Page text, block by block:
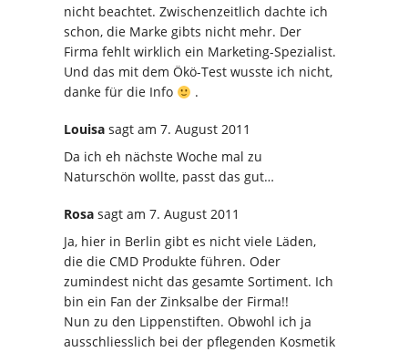
nicht beachtet. Zwischenzeitlich dachte ich
schon, die Marke gibts nicht mehr. Der
Firma fehlt wirklich ein Marketing-Spezialist.
Und das mit dem Ökö-Test wusste ich nicht,
danke für die Info
.
Louisa sagt am 7. August 2011
Da ich eh nächste Woche mal zu
Naturschön wollte, passt das gut…
Rosa sagt am 7. August 2011
Ja, hier in Berlin gibt es nicht viele Läden,
die die CMD Produkte führen. Oder
zumindest nicht das gesamte Sortiment. Ich
bin ein Fan der Zinksalbe der Firma!!
Nun zu den Lippenstiften. Obwohl ich ja
ausschliesslich bei der pflegenden Kosmetik